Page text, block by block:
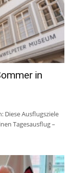
in
Diese Ausflugsziele
Tagesausflug –